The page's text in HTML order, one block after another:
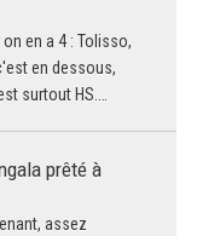
en a 4 : Tolisso,
en dessous,
surtout HS.…
prêté à
assez